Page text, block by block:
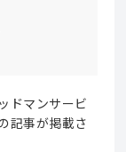
ドマンサービ
記事が掲載さ